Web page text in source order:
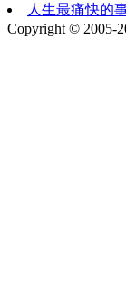
人生最痛快的
Copyright © 2005-